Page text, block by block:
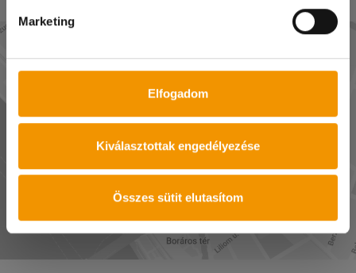
Marketing
Elfogadom
Kiválasztottak engedélyezése
Összes sütit elutasítom
MUTASD AZ UTAT!